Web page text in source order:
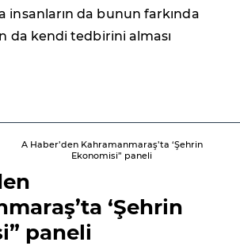
insanların da bunun farkında
da kendi tedbirini alması
A Haber’den Kahramanmaraş’ta ‘Şehrin
Ekonomisi” paneli
‘Şehrin
paneli